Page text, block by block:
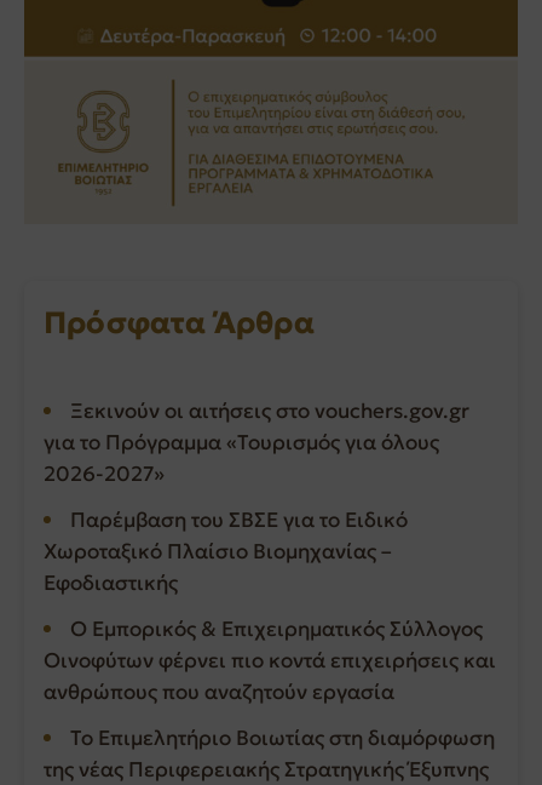
Πρόσφατα Άρθρα
Ξεκινούν οι αιτήσεις στο vouchers.gov.gr
για το Πρόγραμμα «Τουρισμός για όλους
2026-2027»
Παρέμβαση του ΣΒΣΕ για το Ειδικό
Χωροταξικό Πλαίσιο Βιομηχανίας –
Εφοδιαστικής
Ο Εμπορικός & Επιχειρηματικός Σύλλογος
Οινοφύτων φέρνει πιο κοντά επιχειρήσεις και
ανθρώπους που αναζητούν εργασία
Το Επιμελητήριο Βοιωτίας στη διαμόρφωση
της νέας Περιφερειακής Στρατηγικής Έξυπνης